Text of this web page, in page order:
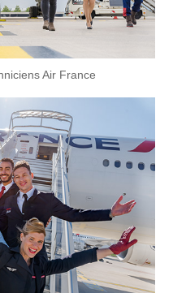
Air France